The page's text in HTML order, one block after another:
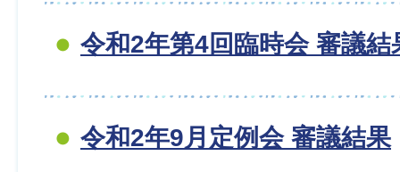
令和2年第4回臨時会 審議結
令和2年9月定例会 審議結果